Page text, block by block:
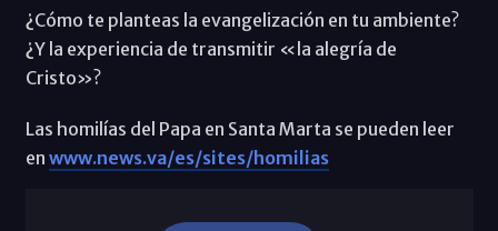
¿Cómo te planteas la evangelización en tu ambiente?
¿Y la experiencia de transmitir «la alegría de
Cristo»?
Las homilías del Papa en Santa Marta se pueden leer
en www.news.va/es/sites/homilias